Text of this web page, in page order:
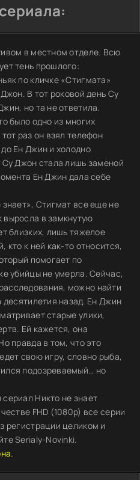
в местном отделе. Всю
тень прошлого:
по кличке «Стигмата»
В тот роковой день Су
но та не ответила.
было одно из многих
раз он взял телефон
Ен Джин и холодно
Джон стала лишь заменой
Ен Джин дала себе
Стигмат все еще не
в замкнутую
близких, лишь тяжелое
кто к ней как-то относится,
помогает по
убийцы не умерла. Сейчас,
можно найти
десятилетия назад. Ен Джин
старые улики,
Ей кажется, она
правда в том, что это
свою игру, словно рыба,
подозреваемый… но
Никто не знает
FHD (1080p) все серии
регистрации целиком и
Serialy-Novinki.